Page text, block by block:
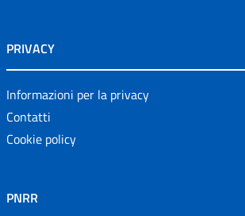
PRIVACY
Informazioni per la privacy
Contatti
Cookie policy
PNRR